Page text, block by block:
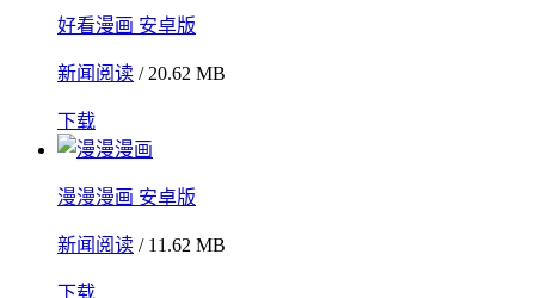
好看漫画 安卓版
新闻阅读 / 20.62 MB
下载
漫漫漫画 安卓版
新闻阅读 / 11.62 MB
下载